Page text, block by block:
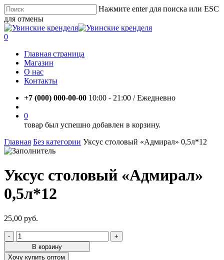
Skip
to
main
content
Нажмите enter для поиска или ESC
для отмены
Close
Search
account
0
Главная страница
Магазин
О нас
Контакты
+7 (000) 000-00-00 10:00 - 21:00 / Eжедневно
0
товар был успешно добавлен в корзину.
Главная Без категории Уксус столовый «Адмирал» 0,5л*12
Уксус столовый «Адмирал»
0,5л*12
25,00 руб.
Количество
товара
Уксус
В корзину
Хочу купить оптом